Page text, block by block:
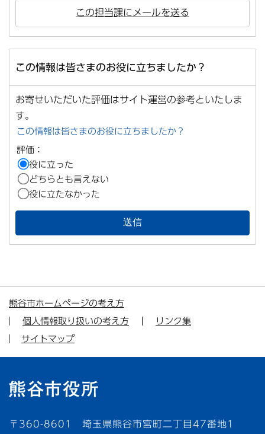
この担当課にメールを送る
この情報は皆さまのお役に立ちましたか？
お寄せいただいた評価はサイト運営の参考といたしま
す。
この情報は皆さまのお役に立ちましたか？
評価：
役に立った
どちらとも言えない
役に立たなかった
熊谷市ホームページの考え方
個人情報取り扱いの考え方
リンク集
サイトマップ
〒360-8601 埼玉県熊谷市宮町二丁目47番地1